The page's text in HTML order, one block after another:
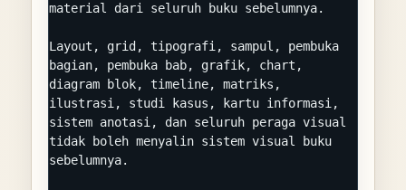
material dari seluruh buku sebelumnya.
Layout, grid, tipografi, sampul, pembuka
bagian, pembuka bab, grafik, chart,
diagram blok, timeline, matriks,
ilustrasi, studi kasus, kartu informasi,
sistem anotasi, dan seluruh peraga visual
tidak boleh menyalin sistem visual buku
sebelumnya.